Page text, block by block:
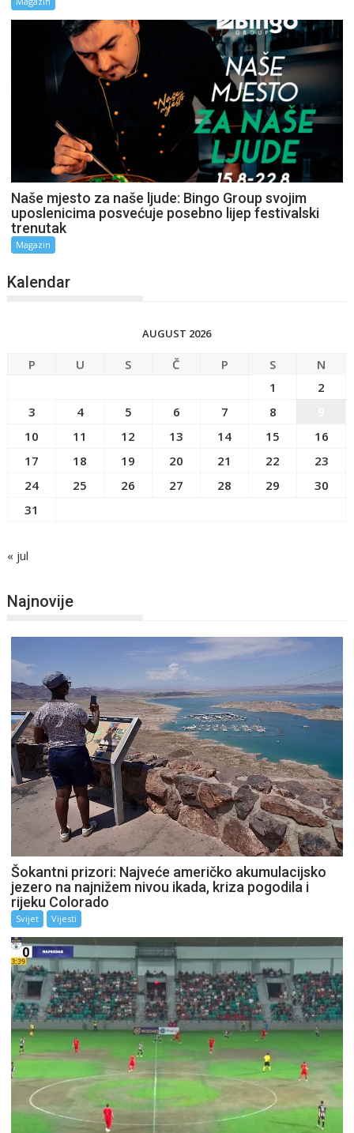
Naše mjesto za naše ljude: Bingo Group svojim
uposlenicima posvećuje posebno lijep festivalski
trenutak
Magazin
Kalendar
AUGUST 2026
P U S Č P S
N
1
2
3
4 5 6 7 8
10
11 12 13 14 15
16
17
18 19 20 21 22
23
24
25 26 27 28 29
30
31
« jul
Najnovije
Šokantni prizori: Najveće američko akumulacijsko
jezero na najnižem nivou ikada, kriza pogodila i
rijeku Colorado
Svijet Vijesti